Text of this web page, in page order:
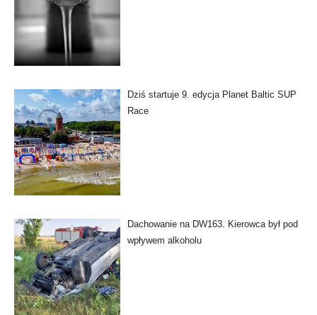
Dziś startuje 9. edycja Planet Baltic SUP
Race
Dachowanie na DW163. Kierowca był pod
wpływem alkoholu